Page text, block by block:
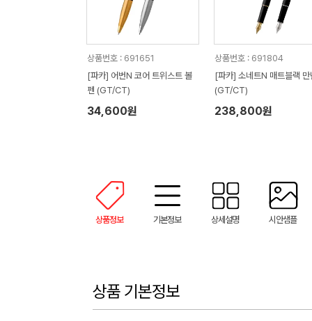
상품번호 : 691651
[파카] 어번N 코어 트위스트 볼
펜 (GT/CT)
34,600원
상품번호 : 691804
[파카] 소네트N 매트블랙 만
(GT/CT)
238,800원
상품정보 기본정보 상세설명 시안샘플
상품 기본정보